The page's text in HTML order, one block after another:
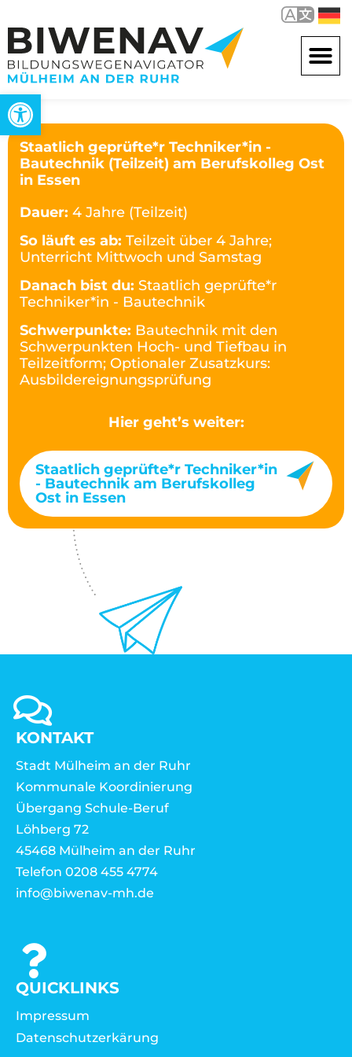
Open toolbar
Staatlich geprüfte*r Techniker*in -
Bautechnik (Teilzeit) am Berufskolleg Ost
in Essen
Dauer: 4 Jahre (Teilzeit)
So läuft es ab: Teilzeit über 4 Jahre;
Unterricht Mittwoch und Samstag
Danach bist du: Staatlich geprüfte*r
Techniker*in - Bautechnik
Schwerpunkte: Bautechnik mit den
Schwerpunkten Hoch- und Tiefbau in
Teilzeitform; Optionaler Zusatzkurs:
Ausbildereignungsprüfung
Hier geht’s weiter:
Staatlich geprüfte*r Techniker*in
- Bautechnik am Berufskolleg
Ost in Essen
KONTAKT
Stadt Mülheim an der Ruhr
Kommunale Koordinierung
Übergang Schule-Beruf
Löhberg 72
45468 Mülheim an der Ruhr
Telefon 0208 455 4774
info@biwenav-mh.de
QUICKLINKS
Impressum
Datenschutzerkärung